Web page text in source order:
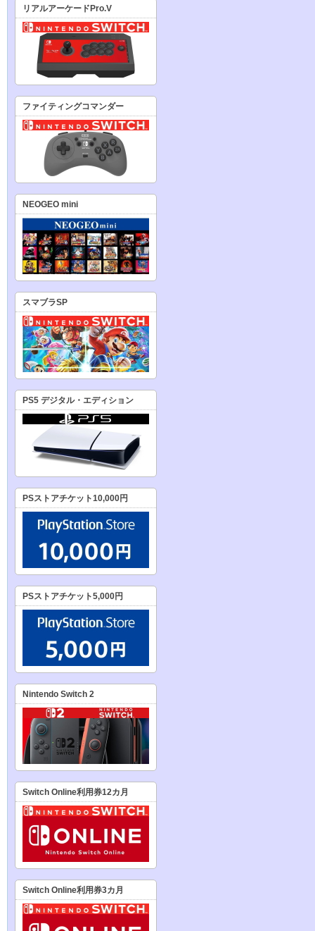
リアルアーケードPro.V
ファイティングコマンダー
NEOGEO mini
スマブラSP
PS5 デジタル・エディション
PSストアチケット10,000円
PSストアチケット5,000円
Nintendo Switch 2
Switch Online利用券12カ月
Switch Online利用券3カ月